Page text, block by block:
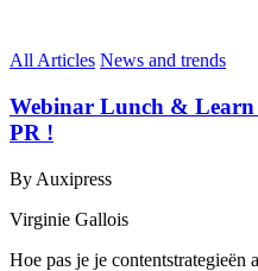
All Articles News and trends
Webinar Lunch &
PR !
By Auxipress
Virginie Gallois
Hoe pas je je contentstrategieën